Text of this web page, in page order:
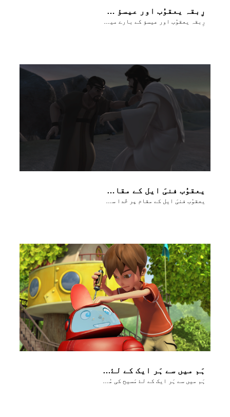
رِبقہ یعقوُب اور عیسؤ کے بارے میں بَتاتی ہے
یعقوُب فنیَ ایل کے مقام پر خُدا سے کُشتی لڑتا ہے
یعقوُب فنیَ ایل کے مقام پر خُدا سے کُشتی لڑتا ہے
ہَم میں سے ہَر ایک کے لۓ مَسیح کی مُحبَت کا پیغام
ہَم میں سے ہَر ایک کے لۓ مَسیح کی مُحبَت کا پیغام